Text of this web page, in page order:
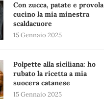
Con zucca, patate e provola
cucino la mia minestra
scaldacuore
15 Gennaio 2025
Polpette alla siciliana: ho
rubato la ricetta a mia
suocera catanese
15 Gennaio 2025